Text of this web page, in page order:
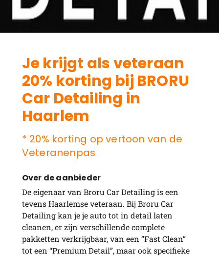
Je krijgt als veteraan
20% korting bij BRORU
Car Detailing in
Haarlem
* 20% korting op vertoon van de
Veteranenpas
Over de aanbieder
De eigenaar van Broru Car Detailing is een
tevens Haarlemse veteraan. Bij Broru Car
Detailing kan je je auto tot in detail laten
cleanen, er zijn verschillende complete
pakketten verkrijgbaar, van een “Fast Clean”
tot een “Premium Detail”, maar ook specifieke